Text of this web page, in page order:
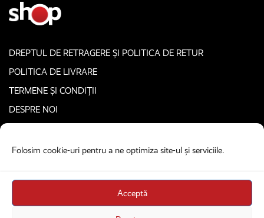
Folosim cookie-uri pentru a ne optimiza site-ul și serviciile.
Acceptă
DREPTUL DE RETRAGERE ȘI POLITICA DE RETUR
POLITICA DE LIVRARE
TERMENE ȘI CONDIȚII
DESPRE NOI
POLITICA PRIVIND COOKIE-URILE
COPYRIGHT © 2026. ALL RIGHTS RESERVED
Homemade guys
Recorder Shop e deținut de Asociația Recorder Community